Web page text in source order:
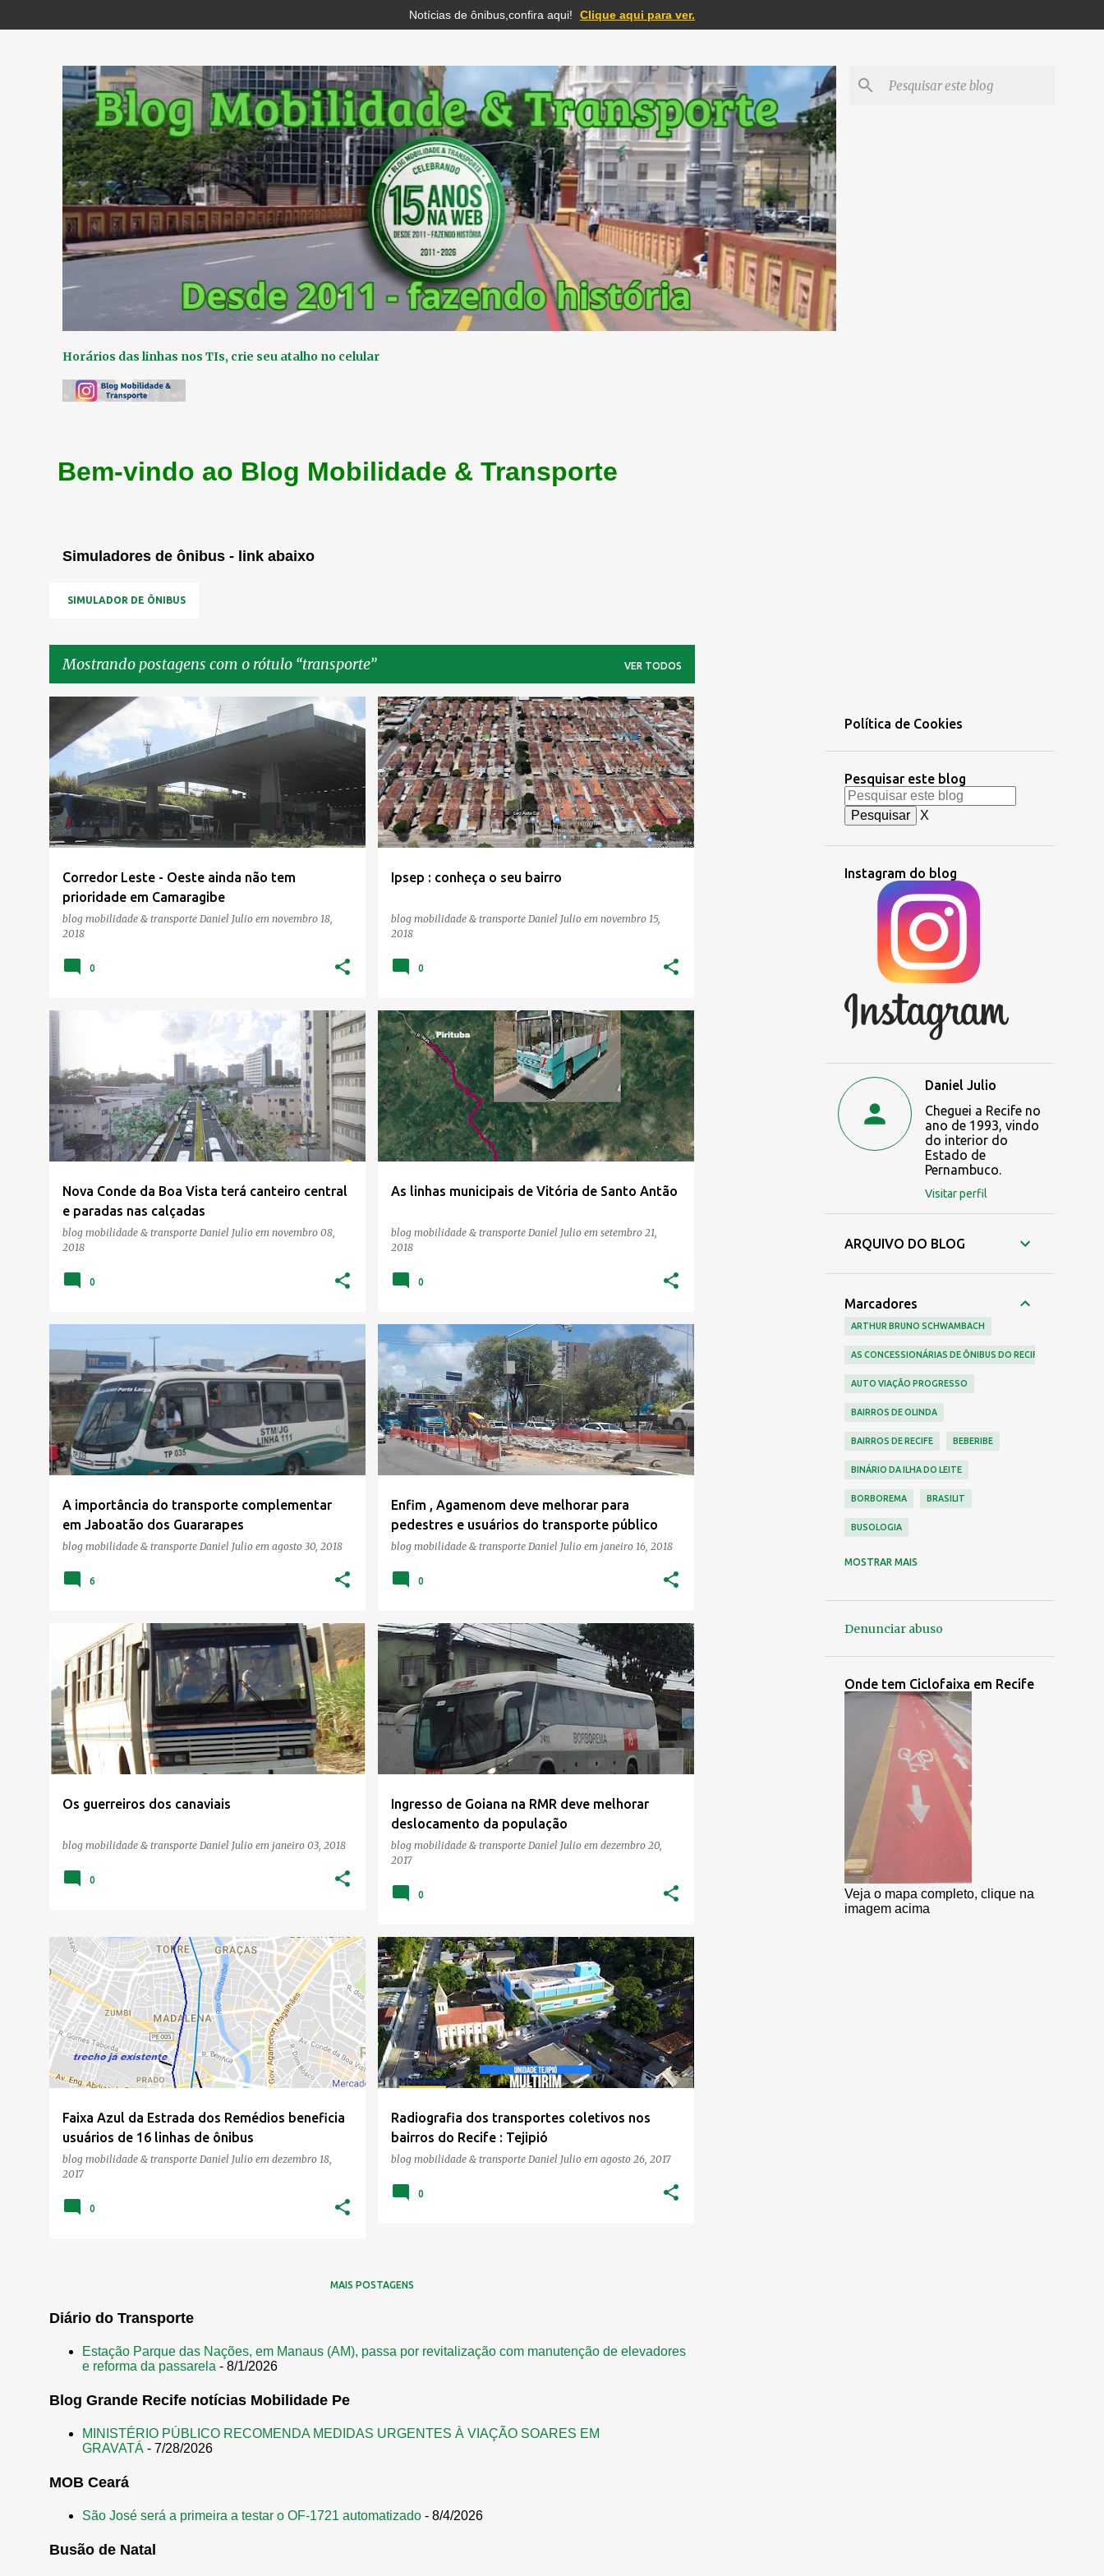
Pular para o conteúdo principal
Horários das linhas nos TIs, crie seu atalho no celular
Notícias de ônibus,confira aqui! Clique aqui para ver.
Bem-vindo ao Blog Mobilidade & Transporte
Simuladores de ônibus - link abaixo
SIMULADOR DE ÔNIBUS
Mostrando postagens com o rótulo transporte VER TODOS
o
s
t
a
g
Corredor Leste - Oeste ainda não tem
prioridade em Camaragibe
blog mobilidade & transporte Daniel Julio em novembro 18,
2018
CORREDOR LESTE OESTE MOBILIDADE TRANSPORTE
0
Ipsep : conheça o seu bairro
blog mobilidade & transporte Daniel Julio em novembro 15,
2018
HISTÓRIA DO TRANSPORTE IPSEP MOBILIDADE +
TRANSPORTE
0
Nova Conde da Boa Vista terá canteiro central
e paradas nas calçadas
blog mobilidade & transporte Daniel Julio em novembro 08,
2018
MOBILIDADE TRÂNSITO +
TRANSPORTE
0
As linhas municipais de Vitória de Santo Antão
blog mobilidade & transporte Daniel Julio em setembro 21,
2018
TRANSPORTE VITÓRIA DE SANTO ANTÃO
0
A importância do transporte complementar
em Jaboatão dos Guararapes
blog mobilidade & transporte Daniel Julio em agosto 30, 2018
LINHA CURADO IV / BARRA
6
Enfim , Agamenom deve melhorar para
pedestres e usuários do transporte público
blog mobilidade & transporte Daniel Julio em janeiro 16, 2018
MOBILIDADE TRÂNSITO TRANSPORTE
0
Os guerreiros dos canaviais
blog mobilidade & transporte Daniel Julio em janeiro 03, 2018
BUSOLOGIA FAIXA AZUL DA AGAMENOM TRANSPORTE
0
Ingresso de Goiana na RMR deve melhorar
deslocamento da população
blog mobilidade & transporte Daniel Julio em dezembro 20,
2017
GOIANA MOBILIDADE TRANSPORTE
0
Faixa Azul da Estrada dos Remédios beneficia
usuários de 16 linhas de ônibus
blog mobilidade & transporte Daniel Julio em dezembro 18,
2017
FAIXA AZUL MOBILIDADE TRANSPORTE
0
Radiografia dos transportes coletivos nos
bairros do Recife : Tejipió
blog mobilidade & transporte Daniel Julio em agosto 26, 2017
MERCADO IMOBILIÁRIO TRANSPORTE
0
MAIS POSTAGENS
Diário do Transporte
Estação Parque das Nações, em Manaus (AM), passa por revitalização com manutenção de elevadores
e reforma da passarela - 8/1/2026
Blog Grande Recife notícias Mobilidade Pe
MINISTÉRIO PÚBLICO RECOMENDA MEDIDAS URGENTES À VIAÇÃO SOARES EM
GRAVATÁ - 7/28/2026
MOB Ceará
São José será a primeira a testar o OF-1721 automatizado - 8/4/2026
Busão de Natal
Política de Cookies
Pesquisar este blog
X
Instagram do blog
Daniel Julio
Cheguei a Recife no
ano de 1993, vindo
do interior do
Estado de
Pernambuco.
Visitar perfil
ARQUIVO DO BLOG
Marcadores
ARTHUR BRUNO SCHWAMBACH
AS CONCESSIONÁRIAS DE ÔNIBUS DO RECIFE
AUTO VIAÇÃO PROGRESSO
BAIRROS DE OLINDA
BAIRROS DE RECIFE BEBERIBE
BINÁRIO DA ILHA DO LEITE
BORBOREMA BRASILIT
BUSOLOGIA
EMPRESA NÁPOLES
EMPRESA PEDROSA
EMPRESA SÃO PAULO
EMPRESAS EXTINTAS
ENTRADAS E SAÍDAS DO RECIFE
ESTATÍSTICAS FAIXA AZUL
FAIXA AZUL DA AGAMENOM
FRETAMENTO FROTA GOIANA
MOSTRAR MAIS
Denunciar abuso
Onde tem Ciclofaixa em Recife
Veja o mapa completo, clique na
imagem acima